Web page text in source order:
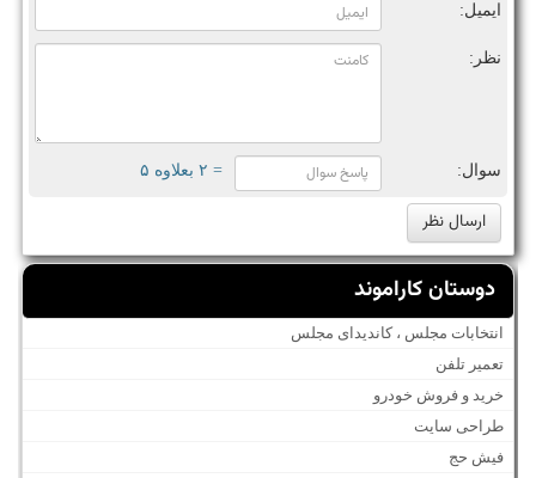
ایمیل:
نظر:
سوال: = ۲ بعلاوه ۵
دوستان کاراموند
انتخابات مجلس ، کاندیدای مجلس
تعمیر تلفن
خرید و فروش خودرو
طراحی سایت
فیش حج